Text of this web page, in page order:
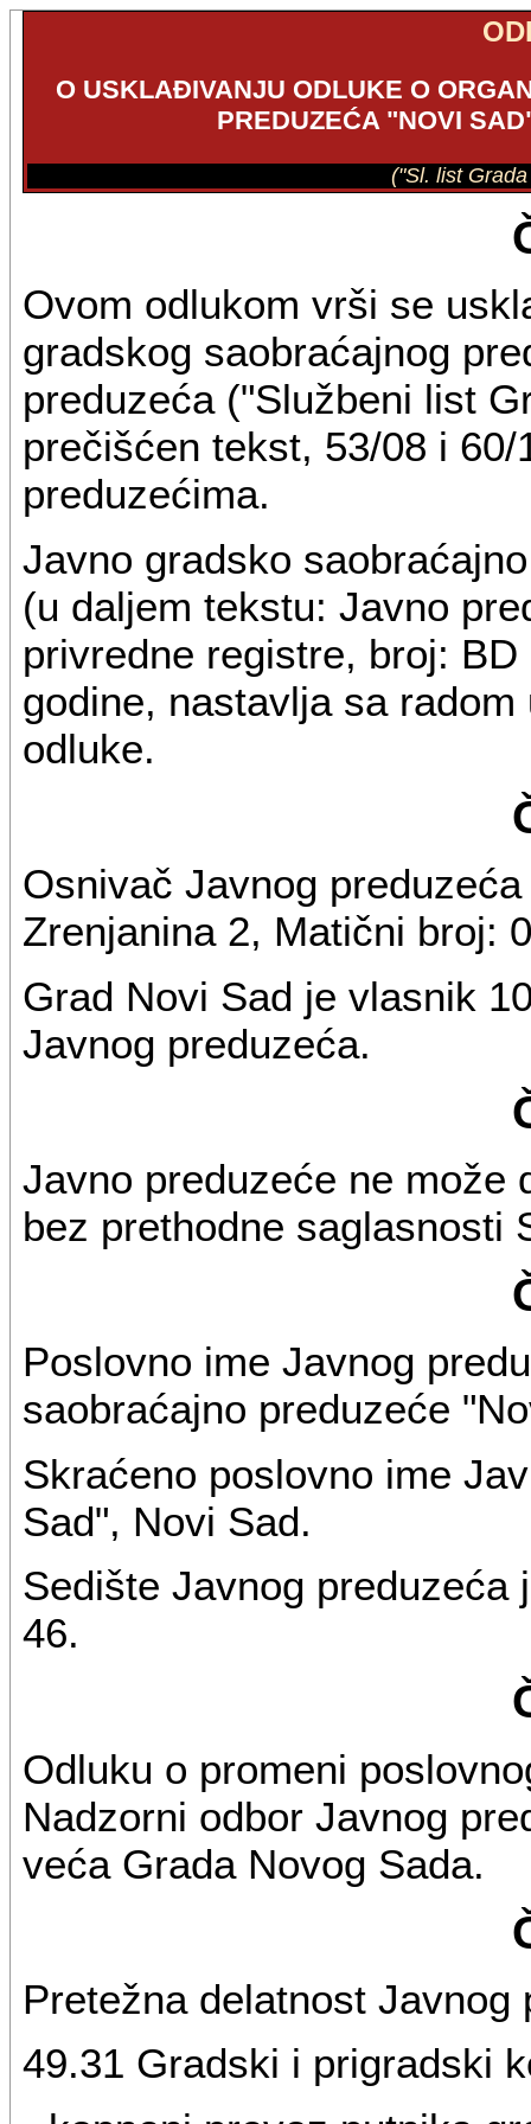
O USKLAĐIVANJU ODLUKE O
PREDUZEĆA "NOVI
("Sl. list
Ovom odlukom vrši se
gradskog saobraćajnog
preduzeća ("Službeni list
prečišćen tekst, 53/08 i
preduzećima.
Javno gradsko
(u daljem tekstu: Javno
privredne registre, broj:
godine, nastavlja sa
odluke.
Osnivač Javnog
Zrenjanina 2, Matični broj:
Grad Novi Sad je vlasnik
Javnog preduzeća.
Javno preduzeće ne može
bez prethodne saglasnosti
Poslovno ime Javnog
saobraćajno preduzeće
Skraćeno poslovno ime
Sad", Novi Sad.
Sedište Javnog preduzeća
46.
Odluku o promeni
Nadzorni odbor Javnog
veća Grada Novog Sada.
Pretežna delatnost Javnog
49.31 Gradski i prigradski